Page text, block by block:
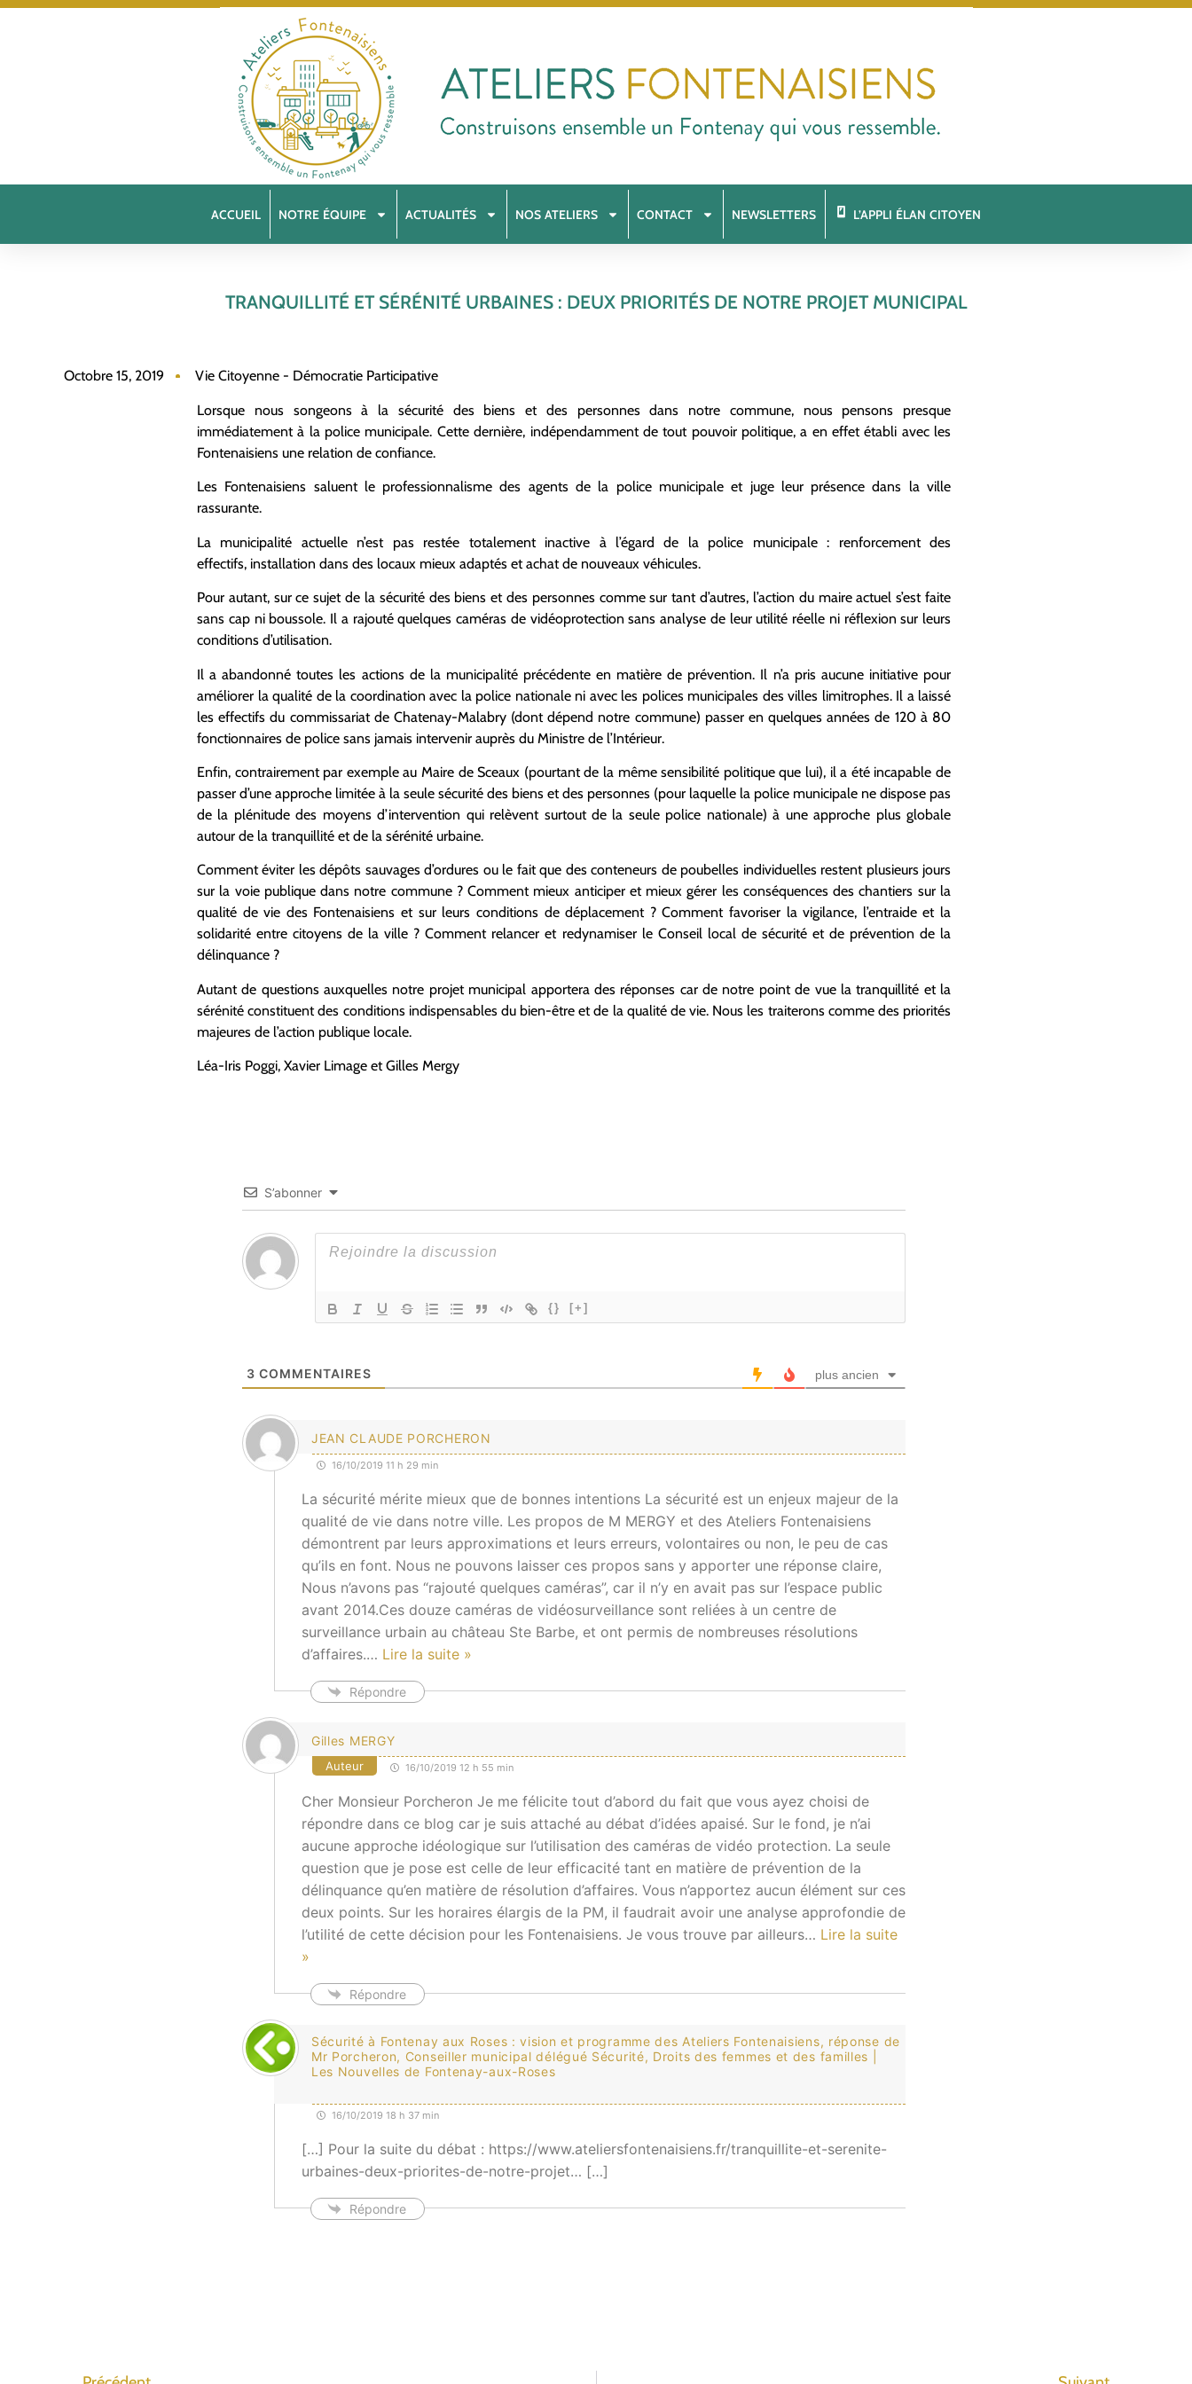
ACCUEIL NOTRE ÉQUIPE ACTUALITÉS NOS ATELIERS CONTACT NEWSLETTERS L’APPLI ÉLAN CITOYEN
TRANQUILLITÉ ET SÉRÉNITÉ URBAINES : DEUX PRIORITÉS DE NOTRE PROJET MUNICIPAL
Octobre 15, 2019 Vie Citoyenne - Démocratie Participative
Lorsque nous songeons à la sécurité des biens et des personnesdans notre commune, nous pensons presque
immédiatement à la police municipale. Cette dernière, indépendamment de tout pouvoir politique, a en effetétabli avec les
Fontenaisiens une relation de confiance.
Les Fontenaisiens saluentle professionnalisme des agents de la police municipale et juge leur présence dans la ville
rassurante.
La municipalité actuelle n’est pas restée totalement inactive à l’égard de la police municipale : renforcement des
effectifs, installation dans des locaux mieux adaptés etachat de nouveaux véhicules.
Pour autant, sur ce sujetde la sécurité des biens et des personnes comme sur tant d’autres, l’action du maire actuel s’est faite
sans cap ni boussole. Il a rajoutéquelques caméras de vidéoprotection sans analyse de leur utilité réelle ni réflexion sur leurs
conditions d’utilisation.
Il a abandonné toutes les actions de la municipalité précédente en matière de prévention. Il n’a pris aucune initiative pour
améliorer la qualité de la coordination avec la police nationaleni avec les polices municipales des villes limitrophes. Il a laissé
les effectifs du commissariat de Chatenay-Malabry (dont dépend notre commune) passeren quelques années de 120 à 80
fonctionnaires de police sans jamais intervenir auprès du Ministre de l’Intérieur.
Enfin, contrairement par exemple au Maire de Sceaux (pourtant de la même sensibilité politique que lui), il a été incapable de
passer d’une approche limitée à la seule sécurité des biens et des personnes (pour laquelle la police municipale ne dispose pas
de la plénitude des moyens d’intervention qui relèvent surtoutde la seule police nationale) à une approche plus globale
autour de la tranquillité et de la sérénité urbaine.
Comment éviter les dépôts sauvages d’ordures ou le fait que desconteneurs de poubelles individuelles restent plusieurs jours
sur la voie publiquedans notre commune ? Comment mieux anticiper et mieux gérer les conséquences des chantiers sur la
qualité de vie des Fontenaisiens et sur leurs conditions de déplacement ? Comment favoriser la vigilance, l’entraide et la
solidarité entre citoyens de la ville ?Comment relancer et redynamiser le Conseil local de sécurité et de prévention de la
délinquance ?
Autant de questions auxquelles notre projet municipal apportera des réponses car de notre point de vue la tranquillité et la
sérénité constituent des conditions indispensables du bien-être et de la qualité de vie. Nous les traiterons comme des priorités
majeures de l’action publique locale.
Léa-Iris Poggi, Xavier Limage et Gilles Mergy
S’abonner
{} [+]
3 COMMENTAIRES plus ancien
JEAN CLAUDE PORCHERON
16/10/2019 11 h 29 min
La sécurité mérite mieux que de bonnes intentions La sécurité est un enjeux majeur de la
qualité de vie dans notre ville. Les propos de M MERGY et des Ateliers Fontenaisiens
démontrent par leurs approximations et leurs erreurs, volontaires ou non, le peu de cas
qu’ils en font. Nous ne pouvons laisser ces propos sans y apporter une réponse claire,
Nous n’avons pas “rajouté quelques caméras”, car il n’y en avait pas sur l’espace public
avant 2014.Ces douze caméras de vidéosurveillance sont reliées à un centre de
surveillance urbain au château Ste Barbe, et ont permis de nombreuses résolutions
d’affaires.… Lire la suite »
Répondre
Gilles MERGY
Auteur 16/10/2019 12 h 55 min
Cher Monsieur Porcheron Je me félicite tout d’abord du fait que vous ayez choisi de
répondre dans ce blog car je suis attaché au débat d’idées apaisé. Sur le fond, je n’ai
aucune approche idéologique sur l’utilisation des caméras de vidéo protection. La seule
question que je pose est celle de leur efficacité tant en matière de prévention de la
délinquance qu’en matière de résolution d’affaires. Vous n’apportez aucun élément sur ces
deux points. Sur les horaires élargis de la PM, il faudrait avoir une analyse approfondie de
l’utilité de cette décision pour les Fontenaisiens. Je vous trouve par ailleurs… Lire la suite
»
Répondre
Sécurité à Fontenay aux Roses : vision et programme des Ateliers Fontenaisiens, réponse de
Mr Porcheron, Conseiller municipal délégué Sécurité, Droits des femmes et des familles |
Les Nouvelles de Fontenay-aux-Roses
16/10/2019 18 h 37 min
[…] Pour la suite du débat : https://www.ateliersfontenaisiens.fr/tranquillite-et-serenite-
urbaines-deux-priorites-de-notre-projet… […]
Répondre